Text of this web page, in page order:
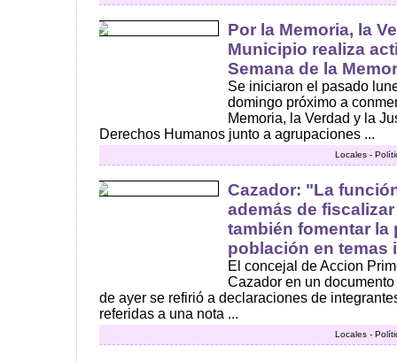
Por la Memoria, la
Municipio realiza
Semana de la
Se iniciaron el pasado
domingo próximo a
Memoria, la Verdad y la
Derechos Humanos junto a agrupaciones ...
Locales -
Cazador: "La
además de
también fomentar la
población en temas
El concejal de Accion
Cazador en un
de ayer se refirió a declaraciones de
referidas a una nota ...
Locales -